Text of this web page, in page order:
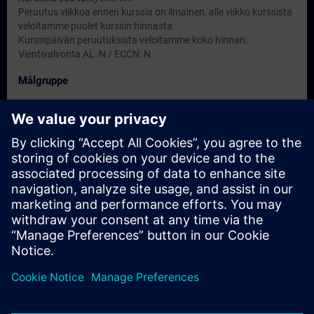
Peruutus viikkoa ennen kurssia on ilmainen, alle viikko kurssista
veloitamme puolet kurssin hinnasta.
Kurssipäivän peruutuksista veloitamme koko hinnan.
Vientivalvonta AL :N / ECCN: N
Målgruppe
-
Datoer og påmelding
For øyeblikket er det ingen arrangementer
tilgjengelig
Skriv deg opp på ventelisten for kurset, så får du beskjed når nye
datoer blir tilgjengelige.
Aktiver varslingstjenesten